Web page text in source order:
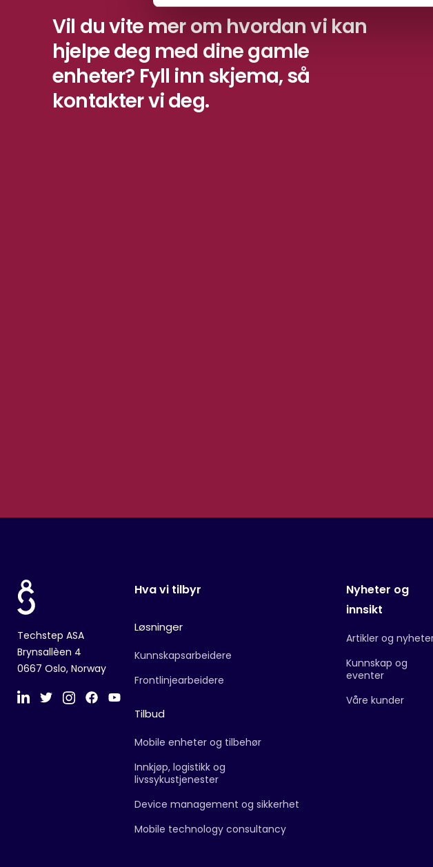
e
l
c
t
i
o
Vil du vite mer om hvordan vi kan
hjelpe deg med dine gamle
enheter? Fyll inn skjema, så
kontakter vi deg.
Techstep ASA
Brynsallèen 4
0667 Oslo, Norway
Hva vi tilbyr
Løsninger
Kunnskapsarbeidere
Frontlinjearbeidere
Tilbud
Mobile enheter og tilbehør
Innkjøp, logistikk og
livssykustjenester
Device management og sikkerhet
Mobile technology consultancy
Nyheter og
innsikt
Artikler og
Kunnskap og
eventer
Våre kunder